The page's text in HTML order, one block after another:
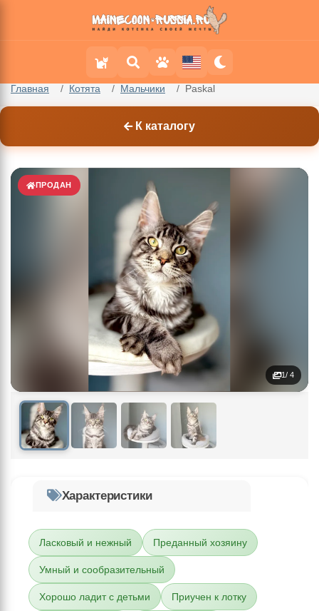
Главная Котята Мальчики Paskal
К каталогу
ПРОДАН
1/ 4
Характеристики
Ласковый и нежный Преданный хозяину
Умный и сообразительный
Хорошо ладит с детьми Приучен к лотку